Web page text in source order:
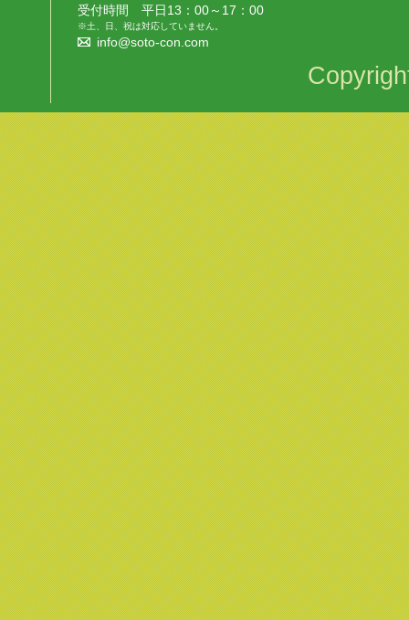
受付時間 平日13：00～17：00
※土、日、祝は対応していません。
info@soto-con.com